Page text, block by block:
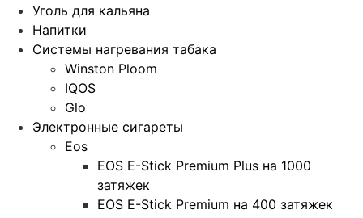
Уголь для кальяна
Напитки
Системы нагревания табака
Winston Ploom
IQOS
Glo
Электронные сигареты
Eos
EOS E-Stick Premium Plus на 1000
затяжек
EOS E-Stick Premium на 400 затяжек